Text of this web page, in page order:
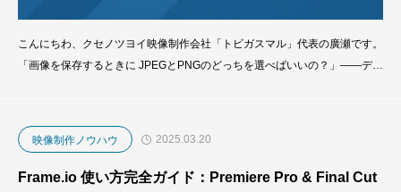
こんにちわ、クセノツヨイ映像制作会社「トビガスマル」代表の廣瀬です。
「画像を保存するときに JPEGとPNGのどっちを選べばいいの？」——デザ
たく違う画像形式です。・写真や色数が多い画像にはJPEG・透過やくっき
りしたイラスト
映像制作ノウハウ 2025.03.20
Frame.io 使い方完全ガイド：Premiere Pro & Final Cut